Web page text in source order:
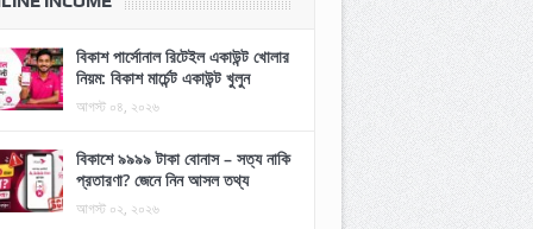
বিকাশ পার্সোনাল রিটেইল একাউন্ট খোলার
নিয়ম: বিকাশ মার্চেন্ট একাউন্ট খুলুন
আগস্ট ০৪, ২০২৬
বিকাশে ৯৯৯৯ টাকা বোনাস – সত্য নাকি
প্রতারণা? জেনে নিন আসল তথ্য
আগস্ট ০২, ২০২৬